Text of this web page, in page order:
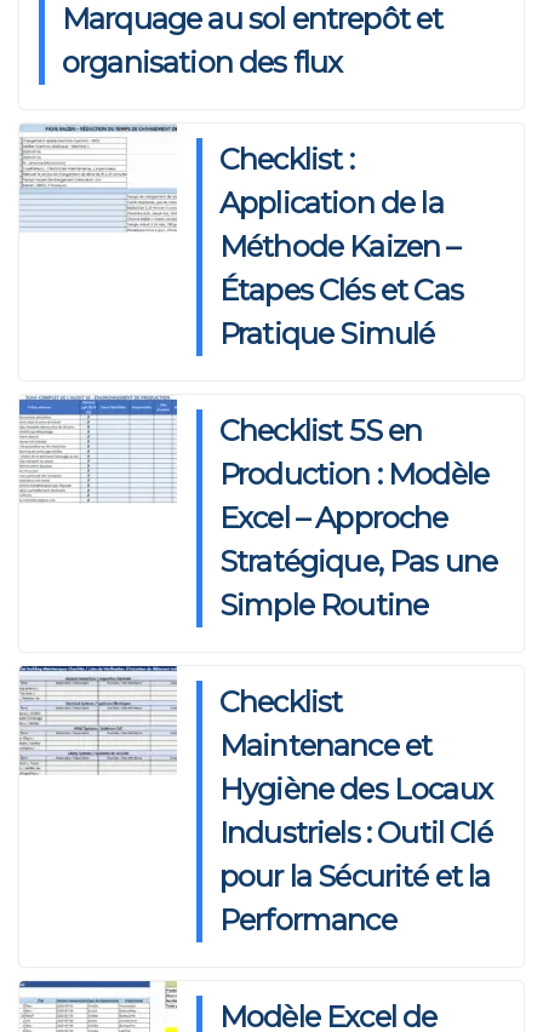
Marquage au sol entrepôt et
organisation des flux
Checklist :
Application de la
Méthode Kaizen –
Étapes Clés et Cas
Pratique Simulé
Checklist 5S en
Production : Modèle
Excel – Approche
Stratégique, Pas une
Simple Routine
Checklist
Maintenance et
Hygiène des Locaux
Industriels : Outil Clé
pour la Sécurité et la
Performance
Modèle Excel de